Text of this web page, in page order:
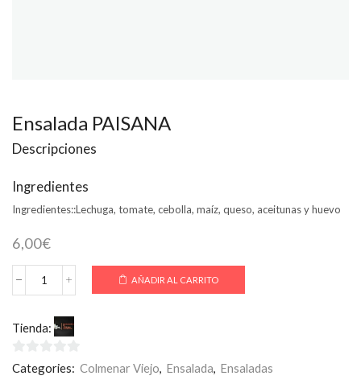
Ensalada PAISANA
Descripciones
Ingredientes
Ingredientes::Lechuga, tomate, cebolla, maíz, queso, aceitunas y huevo
6,00€
Ensalada
cantidad
AÑADIR AL CARRITO
Tienda:
0
Categories: Colmenar Viejo Ensalada Ensaladas